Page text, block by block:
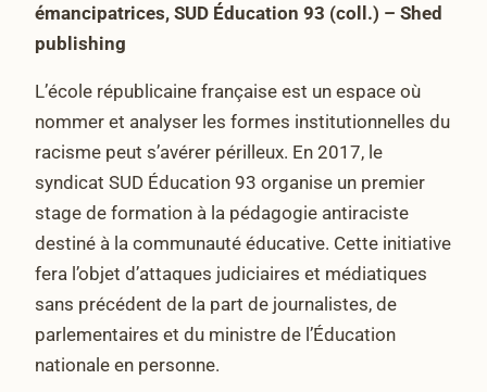
émancipatrices, SUD Éducation 93 (coll.) – Shed
publishing
L’école républicaine française est un espace où
nommer et analyser les formes institutionnelles du
racisme peut s’avérer périlleux. En 2017, le
syndicat SUD Éducation 93 organise un premier
stage de formation à la pédagogie antiraciste
destiné à la communauté éducative. Cette initiative
fera l’objet d’attaques judiciaires et médiatiques
sans précédent de la part de journalistes, de
parlementaires et du ministre de l’Éducation
nationale en personne.